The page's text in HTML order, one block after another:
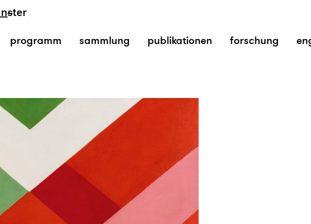
ster
programm sammlung publikationen forschung